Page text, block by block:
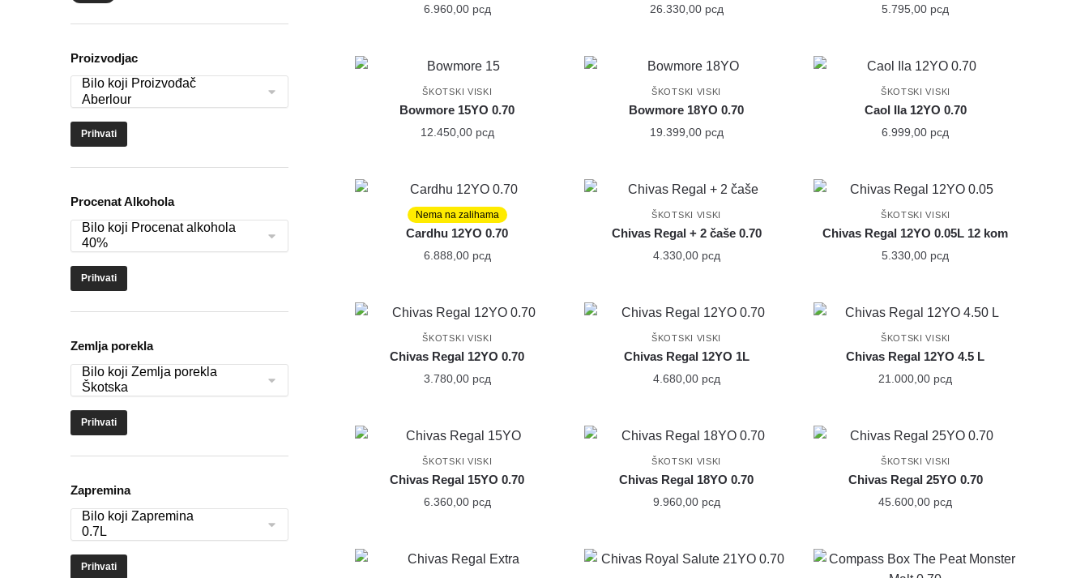
6.960,00 рсд 26.330,00 рсд 5.795,00 рсд
ŠKOTSKI VISKI
Bowmore 15YO 0.70
12.450,00 рсд
ŠKOTSKI VISKI
Bowmore 18YO 0.70
19.399,00 рсд
ŠKOTSKI VISKI
Caol Ila 12YO 0.70
6.999,00 рсд
Nema na zalihama
ŠKOTSKI VISKI
Cardhu 12YO 0.70
6.888,00 рсд
ŠKOTSKI VISKI
Chivas Regal + 2 čaše 0.70
4.330,00 рсд
ŠKOTSKI VISKI
Chivas Regal 12YO 0.05L 12 kom
5.330,00 рсд
ŠKOTSKI VISKI
Chivas Regal 12YO 0.70
3.780,00 рсд
ŠKOTSKI VISKI
Chivas Regal 12YO 1L
4.680,00 рсд
ŠKOTSKI VISKI
Chivas Regal 12YO 4.5 L
21.000,00 рсд
ŠKOTSKI VISKI
Chivas Regal 15YO 0.70
6.360,00 рсд
ŠKOTSKI VISKI
Chivas Regal 18YO 0.70
9.960,00 рсд
ŠKOTSKI VISKI
Chivas Regal 25YO 0.70
45.600,00 рсд
Proizvodjac
Prihvati
Procenat Alkohola
Prihvati
Zemlja porekla
Prihvati
Zapremina
Prihvati